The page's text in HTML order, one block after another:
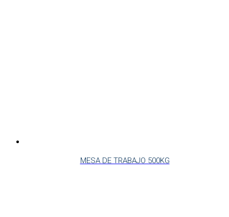
MESA DE TRABAJO 500KG